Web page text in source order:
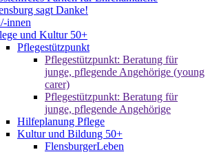
sagt Danke!
innen
und Kultur 50+
Pflegestützpunkt
Pflegestützpunkt: Beratung für
junge, pflegende Angehörige (young
carer)
Pflegestützpunkt: Beratung für
junge, pflegende Angehörige
Hilfeplanung Pflege
Kultur und Bildung 50+
FlensburgerLeben